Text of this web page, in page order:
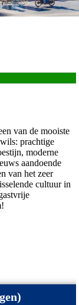
van de mooiste
prachtige
moderne
aandoende
van het zeer
cultuur in